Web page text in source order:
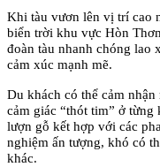
Khi tàu vươn lên vị trí cao
biển trời khu vực Hòn
đoàn tàu nhanh chóng lao
cảm xúc mạnh mẽ.
Du khách có thể cảm
cảm giác “thót tim” ở từng
lượn gỗ kết hợp với các
nghiệm ấn tượng, khó có
khác.